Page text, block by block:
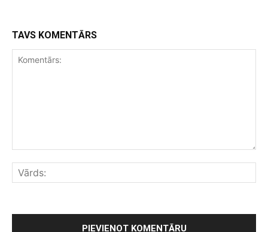
TAVS KOMENTĀRS